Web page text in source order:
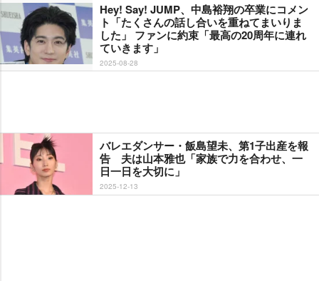
Hey! Say! JUMP、中島裕翔の卒業にコメン
ト「たくさんの話し合いを重ねてまいりま
した」 ファンに約束「最高の20周年に連れ
ていきます」
2025-08-28
バレエダンサー・飯島望未、第1子出産を報
告 夫は山本雅也「家族で力を合わせ、一
日一日を大切に」
2025-12-13